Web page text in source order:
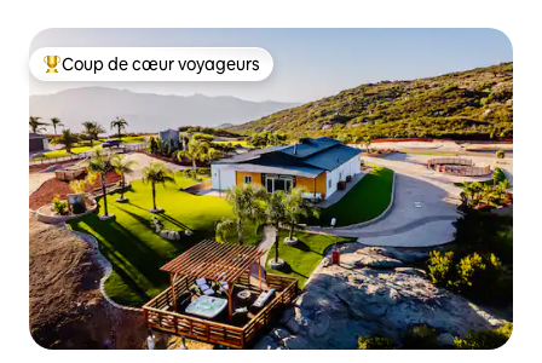
Coups de cœur voyageurs les plus appréciés
Coup de cœur voyageurs